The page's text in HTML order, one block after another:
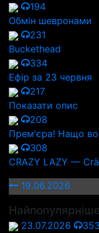
194
Обмін шевронами
231
Buckethead
334
Ефір за 23 червня
217
Показати опис
208
Прем'єра! Нащо
308
CRAZY LAZY —
19.06.2026
23.07.2026
353